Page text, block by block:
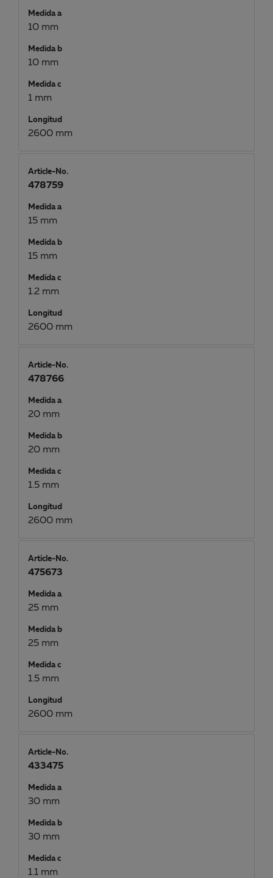
Medida a
10 mm
Medida b
10 mm
Medida c
1 mm
Longitud
2600 mm
Article-No.
478759
Medida a
15 mm
Medida b
15 mm
Medida c
1.2 mm
Longitud
2600 mm
Article-No.
478766
Medida a
20 mm
Medida b
20 mm
Medida c
1.5 mm
Longitud
2600 mm
Article-No.
475673
Medida a
25 mm
Medida b
25 mm
Medida c
1.5 mm
Longitud
2600 mm
Article-No.
433475
Medida a
30 mm
Medida b
30 mm
Medida c
1.1 mm